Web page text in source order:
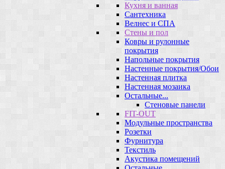
Кухня и ванная
Сантехника
Велнес и СПА
Стены и пол
Ковры и рулонные
покрытия
Напольные покрытия
Настенные покрытия/Обои
Настенная плитка
Настенная мозаика
Остальные...
Стеновые панели
FIT-OUT
Модульные пространства
Розетки
Фурнитура
Текстиль
Акустика помещений